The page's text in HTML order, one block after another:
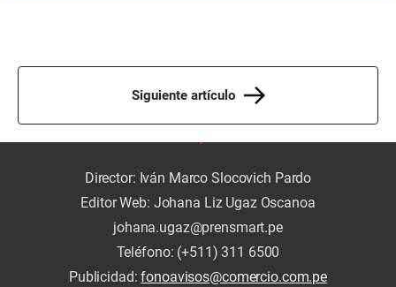
Siguiente artículo
Director: Iván Marco Slocovich Pardo
Editor Web: Johana Liz Ugaz Oscanoa
johana.ugaz@prensmart.pe
Teléfono: (+511) 311 6500
Publicidad:fonoavisos@comercio.com.pe